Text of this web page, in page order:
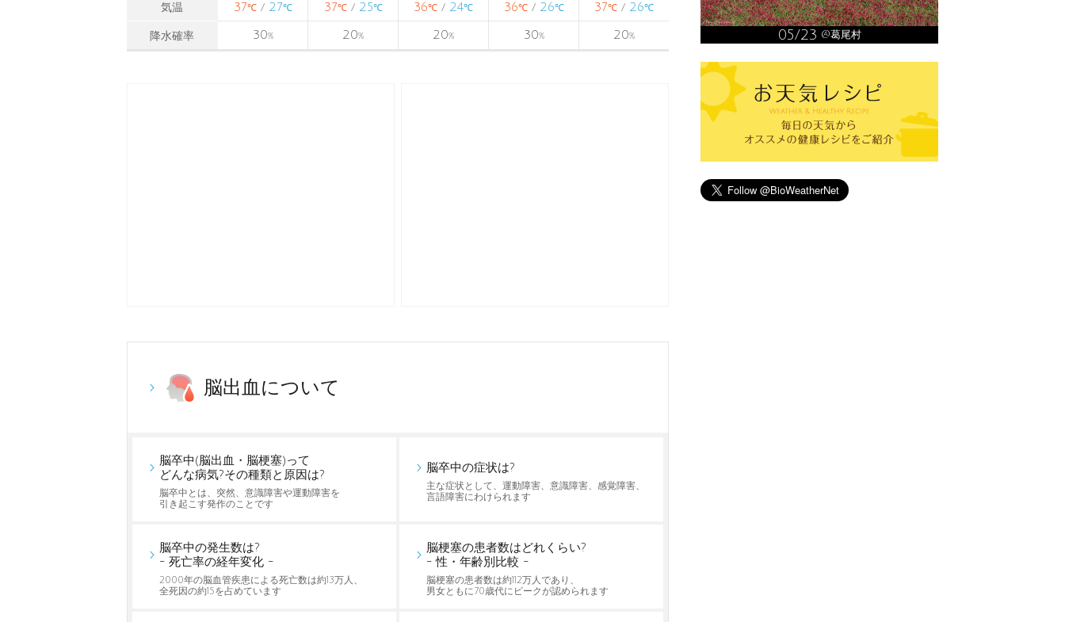
気温 37℃/ 27℃ 37℃/ 25℃ 36℃ / 24℃ 36℃/ 26℃ 37℃ / 26℃
降水確率 30% 20% 20% 30% 20%
脳出血について
脳卒中(脳出血・脳梗塞)って
どんな病気?その種類と原因は?
脳卒中とは、突然、意識障害や運動障害を
引き起こす発作のことです
脳卒中の症状は?
主な症状として、運動障害、意識障害、感覚障害、
言語障害にわけられます
脳卒中の発生数は?
- 死亡率の経年変化 -
2000年の脳血管疾患による死亡数は約13万人、
全死因の約15を占めています
脳梗塞の患者数はどれくらい?
- 性・年齢別比較 -
脳梗塞の患者数は約112万人であり、
男女ともに70歳代にピークが認められます
05/23 @葛尾村